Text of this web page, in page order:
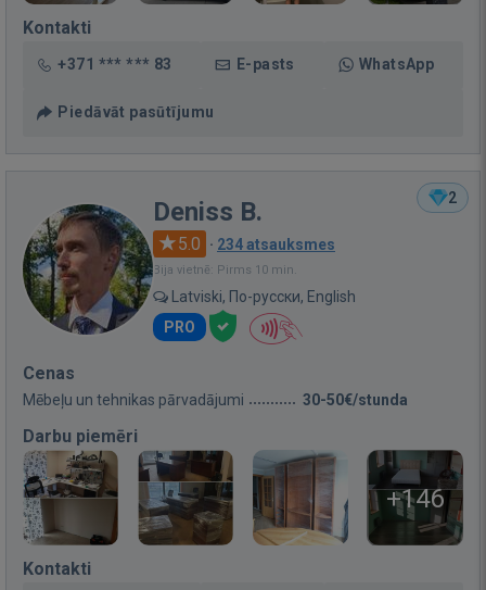
Kontakti
+371 *** *** 83 E-pasts WhatsApp
Piedāvāt pasūtījumu
2
Deniss B.
5.0 · 234 atsauksmes
Bija vietnē: Pirms 10 min.
Latviski, По-русски, English
PRO
Cenas
Mēbeļu un tehnikas pārvadājumi 30-50€/stunda
Darbu piemēri
+146
Kontakti